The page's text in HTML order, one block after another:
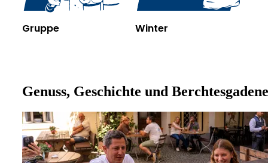
Gruppe Winter
Genuss, Geschichte und